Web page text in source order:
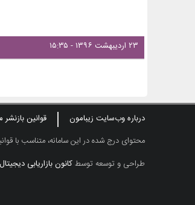
۲۳ اردیبهشت ۱۳۹۶ - ۱۵:۳۵
درباره وب‌سایت زیبامون
قوانین
محتوای درج شده در این سامانه، متناسب با
طراحی و توسعه توسطکانون بازاریابی